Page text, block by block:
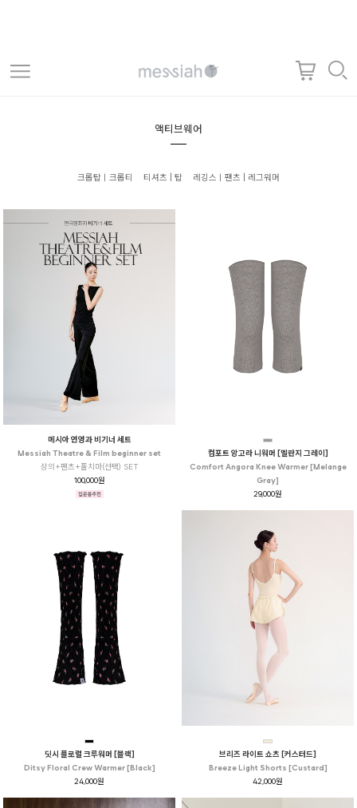
액티브웨어
크롭탑ㅣ크롭티 티셔츠 | 탑 레깅스ㅣ팬츠 | 레그워머
메시아 연영과 비기너 세트
Messiah Theatre & Film beginner set
상의+팬츠+풀치마(선택) SET
100,000원
컴포트 앙고라 니워머 [멜란지 그레이]
Comfort Angora Knee Warmer [Melange
Gray]
29,000원
딧시 플로럴 크루워머 [블랙]
Ditsy Floral Crew Warmer [Black]
24,000원
브리즈 라이트 쇼츠 [커스터드]
Breeze Light Shorts [Custard]
42,000원